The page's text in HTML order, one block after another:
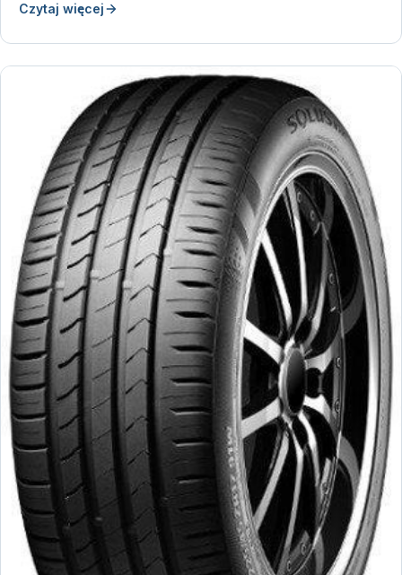
Czytaj więcej